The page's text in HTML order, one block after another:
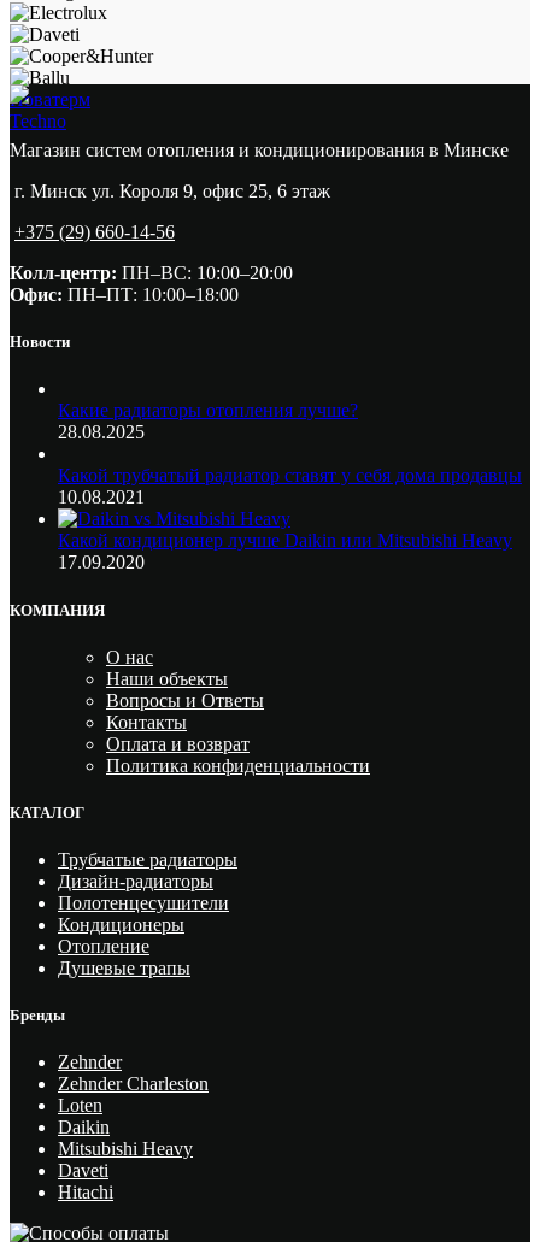
Новатерм
Techno
Магазин систем отопления и кондиционирования в Минске
г. Минск ул. Короля 9, офис 25, 6 этаж
+375 (29) 660-14-56
Колл-центр: ПН–ВС: 10:00–20:00​
Офис: ПН–ПТ: 10:00–18:00
Новости
Какие радиаторы отопления лучше?
28.08.2025
Какой трубчатый радиатор ставят у себя дома продавцы
10.08.2021
Какой кондиционер лучше Daikin или Mitsubishi Heavy
17.09.2020
КОМПАНИЯ
О нас
Наши объекты
Вопросы и Ответы
Контакты
Оплата и возврат
Политика конфиденциальности
КАТАЛОГ
Трубчатые радиаторы
Дизайн-радиаторы
Полотенцесушители
Кондиционеры
Отопление
Душевые трапы
Бренды
Zehnder
Zehnder Charleston
Loten
Daikin
Mitsubishi Heavy
Daveti
Hitachi